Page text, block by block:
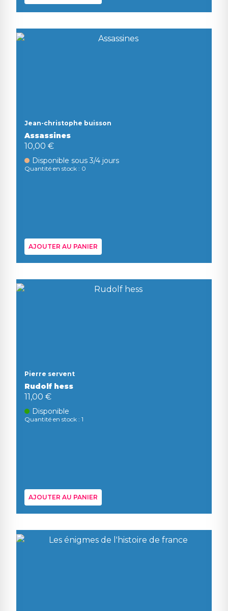
Jean-christophe buisson
Assassines
10,00 €
Disponible sous 3/4 jours
Quantité en stock : 0
AJOUTER AU PANIER
Pierre servent
Rudolf hess
11,00 €
Disponible
Quantité en stock : 1
AJOUTER AU PANIER